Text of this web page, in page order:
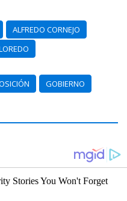
ALFREDO CORNEJO
GOBIERNO